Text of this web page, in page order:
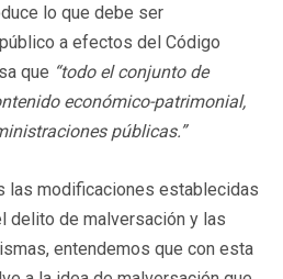
lo que debe ser
a efectos del Código
que “todo el conjunto de
económico-patrimonial,
públicas.”
las modificaciones establecidas
delito de malversación y las
entendemos que con esta